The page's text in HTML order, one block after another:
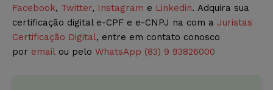
Facebook, Twitter, Instagram e Linkedin. Adquira sua
certificação digital e-CPF e e-CNPJ na com a Juristas
Certificação Digital, entre em contato conosco
por email ou pelo WhatsApp (83) 9 93826000